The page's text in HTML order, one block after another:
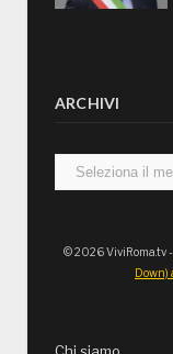
ARCHIVI
Archivi
© 2026 ViviRoma.tv -
Down)
Chi siamo